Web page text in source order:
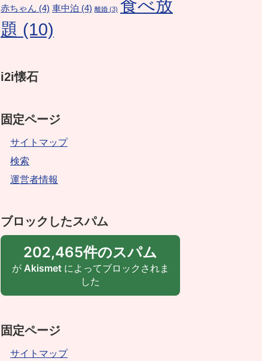
赤ちゃん (4) 車中泊 (4) 離婚 (3) 食べ放
題 (10)
i2i懐石
固定ページ
サイトマップ
検索
運営者情報
ブロックしたスパム
202,465件のスパム
が Akismetによってブロックされま
した
固定ページ
サイトマップ